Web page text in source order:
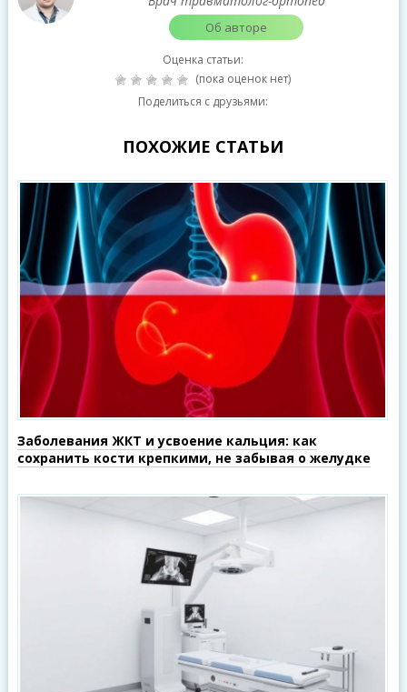
Об авторе
Оценка статьи:
(пока оценок нет)
Поделиться с друзьями:
ПОХОЖИЕ СТАТЬИ
Заболевания ЖКТ и усвоение кальция: как
сохранить кости крепкими, не забывая о желудке